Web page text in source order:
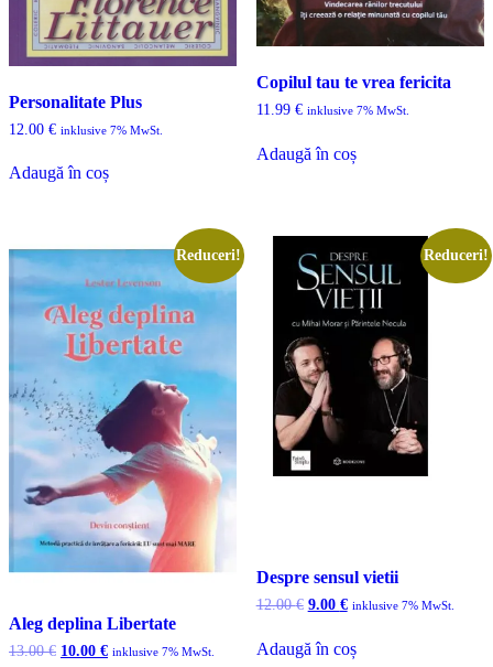
Personalitate Plus
12.00 € inklusive 7% MwSt.
Adaugă în coș
Copilul tau te vrea fericita
11.99 € inklusive 7% MwSt.
Adaugă în coș
Reduceri!
Aleg deplina Libertate
13.00€ Prețul
10.00 €Prețul
inklusive 7% MwSt.
Reduceri!
Despre sensul vietii
12.00€ Prețul
fost:
9.00 €Prețul
9.00 €.
inklusive 7% MwSt.
Adaugă în coș